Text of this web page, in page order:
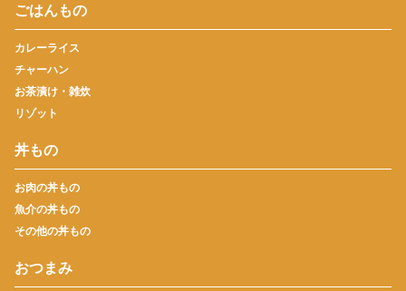
ごはんもの
カレーライス
チャーハン
お茶漬け・雑炊
リゾット
丼もの
お肉の丼もの
魚介の丼もの
その他の丼もの
おつまみ